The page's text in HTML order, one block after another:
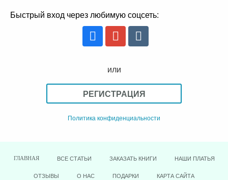
Быстрый вход через любимую соцсеть:
или
РЕГИСТРАЦИЯ
Политика конфиденциальности
ГЛАВНАЯ ВСЕ СТАТЬИ ЗАКАЗАТЬ КНИГИ НАШИ ПЛАТЬЯ
ОТЗЫВЫ О НАС ПОДАРКИ КАРТА САЙТА